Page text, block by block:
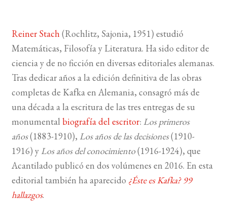
Reiner Stach (Rochlitz, Sajonia, 1951) estudió
Matemáticas, Filosofía y Literatura. Ha sido editor de
ciencia y de no ficción en diversas editoriales alemanas.
Tras dedicar años a la edición definitiva de las obras
completas de Kafka en Alemania, consagró más de
una década a la escritura de las tres entregas de su
monumental biografía del escritor: Los primeros
años(1883-1910), Los años de las decisiones(1910-
1916) y Los años del conocimiento(1916-1924), que
Acantilado publicó en dos volúmenes en 2016. En esta
editorial también ha aparecido ¿Éste es Kafka? 99
hallazgos.